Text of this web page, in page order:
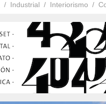
Industrial Interiorismo